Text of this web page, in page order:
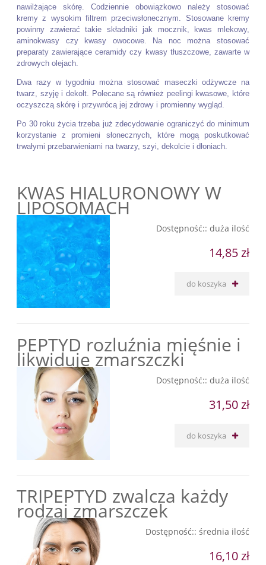
nawilżające skórę. Codziennie obowiązkowo należy stosować
kremy z wysokim filtrem przeciwsłonecznym. Stosowane kremy
powinny zawierać takie składniki jak mocznik, kwas mlekowy,
aminokwasy czy kwasy owocowe. Na noc można stosować
preparaty zawierające ceramidy czy kwasy tłuszczowe, zawarte w
zdrowych olejach.
Dwa razy w tygodniu można stosować maseczki odżywcze na
twarz, szyję i dekolt. Polecane są również peelingi kwasowe, które
oczyszczą skórę i przywrócą jej zdrowy i promienny wygląd.
Po 30 roku życia trzeba już zdecydowanie ograniczyć do minimum
korzystanie z promieni słonecznych, które mogą poskutkować
trwałymi przebarwieniami na twarzy, szyi, dekolcie i dłoniach.
KWAS HIALURONOWY W
LIPOSOMACH
Dostępność:: duża ilość
14,85 zł
do koszyka
PEPTYD rozluźnia mięśnie i
likwiduje zmarszczki
Dostępność:: duża ilość
31,50 zł
do koszyka
TRIPEPTYD zwalcza każdy
rodzaj zmarszczek
Dostępność:: średnia ilość
16,10 zł